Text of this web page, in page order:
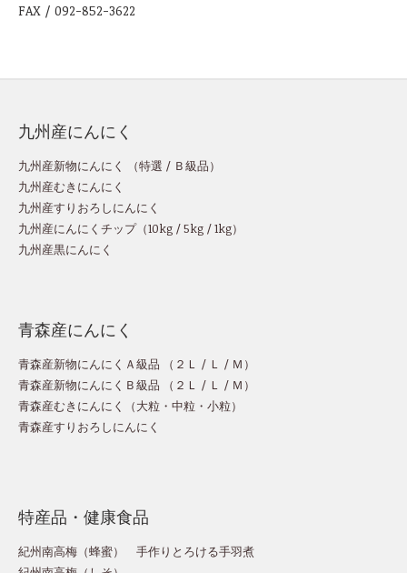
FAX / 092-852-3622
九州産にんにく
九州産新物にんにく （特選 / Ｂ級品）
九州産むきにんにく
九州産すりおろしにんにく
九州産にんにくチップ（10kg /5kg /1kg）
九州産黒にんにく
青森産にんにく
青森産新物にんにくＡ級品 （ ２Ｌ / Ｌ / Ｍ ）
青森産新物にんにくＢ級品 （ ２Ｌ / Ｌ / Ｍ ）
青森産むきにんにく（大粒 ・ 中粒 ・ 小粒）
青森産すりおろしにんにく
特産品・健康食品
紀州南高梅（蜂蜜）
手作りとろける手羽煮